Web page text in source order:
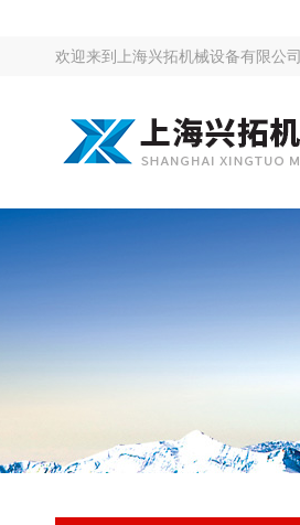
欢迎来到 上海兴拓机械设备有限公司